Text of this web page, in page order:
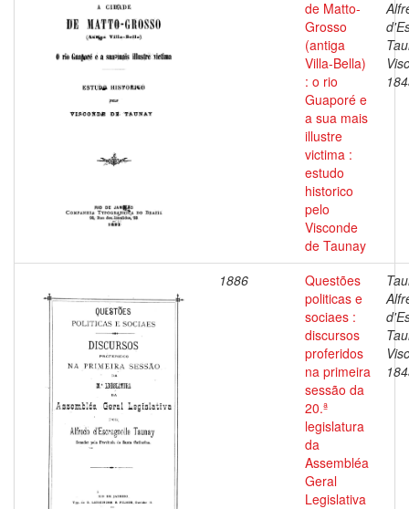
de Matto-
Grosso
(antiga
Villa-Bella)
: o rio
Guaporé e
a sua mais
illustre
victima :
estudo
historico
pelo
Visconde
de Taunay
1886
Questões
politicas e
sociaes :
discursos
proferidos
na primeira
sessão da
20.ª
legislatura
da
Assembléa
Geral
Legislativa